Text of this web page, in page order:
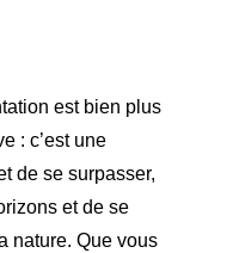
est bien plus
: c’est une
de se surpasser,
et de se
nature. Que vous